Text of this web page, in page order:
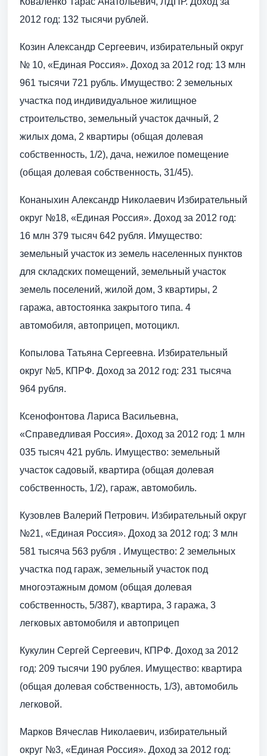
2012 год: 132 тысячи рублей.
Козин Александр Сергеевич, избирательный округ
№ 10, «Единая Россия». Доход за 2012 год: 13 млн
961 тысячи 721 рубль. Имущество: 2 земельных
участка под индивидуальное жилищное
строительство, земельный участок дачный, 2
жилых дома, 2 квартиры (общая долевая
собственность, 1/2), дача, нежилое помещение
(общая долевая собственность, 31/45).
Конаныхин Александр Николаевич Избирательный
округ №18, «Единая Россия». Доход за 2012 год:
16 млн 379 тысяч 642 рубля. Имущество:
земельный участок из земель населенных пунктов
для складских помещений, земельный участок
земель поселений, жилой дом, 3 квартиры, 2
гаража, автостоянка закрытого типа. 4
автомобиля, автоприцеп, мотоцикл.
Копылова Татьяна Сергеевна. Избирательный
округ №5, КПРФ. Доход за 2012 год: 231 тысяча
964 рубля.
Ксенофонтова Лариса Васильевна,
«Справедливая Россия». Доход за 2012 год: 1 млн
035 тысяч 421 рубль. Имущество: земельный
участок садовый, квартира (общая долевая
собственность, 1/2), гараж, автомобиль.
Кузовлев Валерий Петрович. Избирательный округ
№21, «Единая Россия». Доход за 2012 год: 3 млн
581 тысяча 563 рубля . Имущество: 2 земельных
участка под гараж, земельный участок под
многоэтажным домом (общая долевая
собственность, 5/387), квартира, 3 гаража, 3
легковых автомобиля и автоприцеп
Кукулин Сергей Сергеевич, КПРФ. Доход за 2012
год: 209 тысячи 190 рублея. Имущество: квартира
(общая долевая собственность, 1/3), автомобиль
легковой.
Марков Вячеслав Николаевич, избирательный
округ №3, «Единая Россия». Доход за 2012 год: